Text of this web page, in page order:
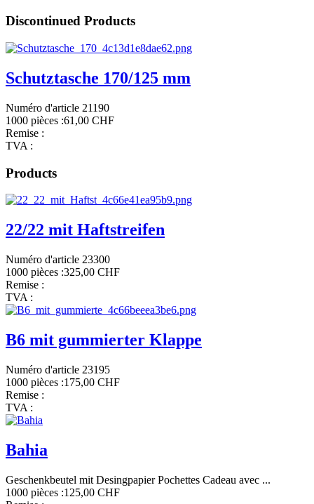
Discontinued Products
Schutztasche 170/125 mm
Numéro d'article 21190
1000 pièces :61,00 CHF
Remise :
TVA :
Products
22/22 mit Haftstreifen
Numéro d'article 23300
1000 pièces :325,00 CHF
Remise :
TVA :
B6 mit gummierter Klappe
Numéro d'article 23195
1000 pièces :175,00 CHF
Remise :
TVA :
Bahia
Geschenkbeutel mit Desingpapier Pochettes Cadeau avec ...
1000 pièces :125,00 CHF